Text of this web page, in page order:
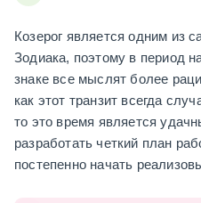
Козерог является одним из
Зодиака, поэтому в период
знаке все мыслят более
как этот транзит всегда
то это время является
разработать четкий план
постепенно начать